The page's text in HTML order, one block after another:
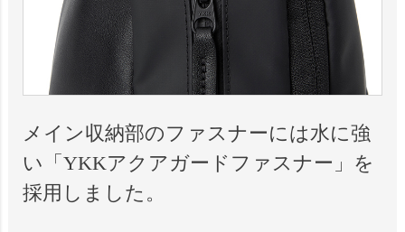
メイン収納部のファスナーには水に強
い「YKKアクアガードファスナー」を
採用しました。